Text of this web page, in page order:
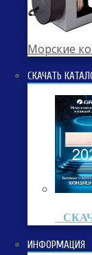
Морские
СКАЧАТЬ
ИНФОРМАЦИЯ